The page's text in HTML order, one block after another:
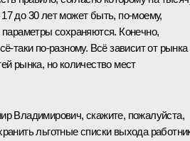
до 30 лет может быть, по‑моему,
сохраняются. Конечно,
по‑разному. Всё зависит от рынка
рынка, но количество мест
Владимирович, скажите, пожалуйста,
льготные списки выхода